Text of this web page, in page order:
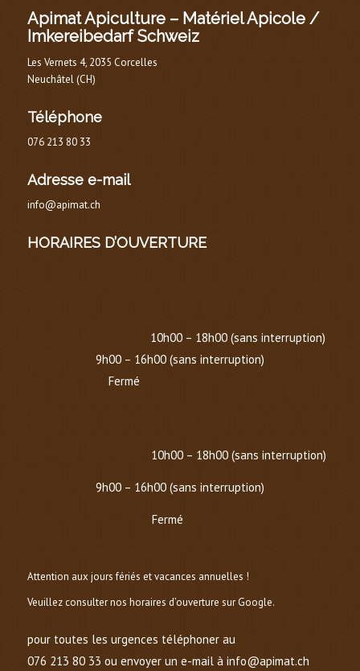
Apimat Apiculture – Matériel Apicole /
Imkereibedarf Schweiz
Les Vernets 4, 2035 Corcelles
Neuchâtel (CH)
Téléphone
076 213 80 33
Adresse e-mail
info@apimat.ch
HORAIRES D’OUVERTURE
10h00 – 18h00 (sans interruption)
9h00 – 16h00 (sans interruption)
Fermé
10h00 – 18h00 (sans interruption)
9h00 – 16h00 (sans interruption)
Fermé
Attention aux jours fériés et vacances annuelles !
Veuillez consulter nos horaires d’ouverture sur Google.
pour toutes les urgences téléphoner au
076 213 80 33 ou envoyer un e-mail à info@apimat.ch